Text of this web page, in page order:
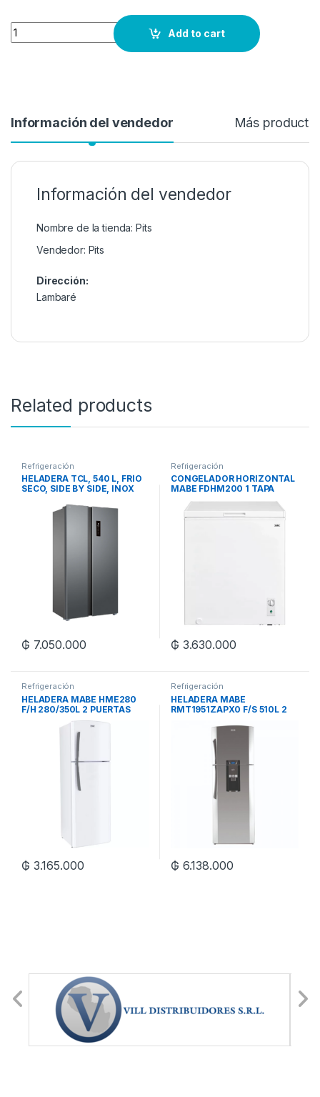
Quantity
Add to cart
Información del vendedor Más
Información del vendedor
Nombre de la tienda: Pits
Vendedor: Pits
Dirección:
Lambaré
Related products
Refrigeración
HELADERA TCL, 540 L, FRÍO
SECO, SIDE BY SIDE, INOX
₲ 7.050.000
Refrigeración
CONGELADOR HORIZONTAL
MABE FDHM200 1 TAPA
200L BLANCO (litraje real
198L).
₲ 3.630.000
Refrigeración
HELADERA MABE HME280
F/H 280/350L 2 PUERTAS
₲ 3.165.000
Refrigeración
HELADERA MABE
RMT1951ZAPX0 F/S 510L 2
₲ 6.138.000